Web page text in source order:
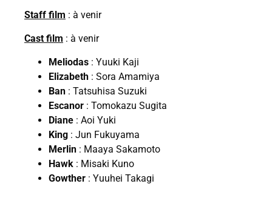
Staff film : à venir
Cast film : à venir
Meliodas : Yuuki Kaji
Elizabeth : Sora Amamiya
Ban : Tatsuhisa Suzuki
Escanor : Tomokazu Sugita
Diane : Aoi Yuki
King : Jun Fukuyama
Merlin : Maaya Sakamoto
Hawk : Misaki Kuno
Gowther : Yuuhei Takagi